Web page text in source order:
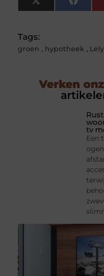
X
(Twitter)
Tags:
groen , hypotheek ,
Verken
tv
Een